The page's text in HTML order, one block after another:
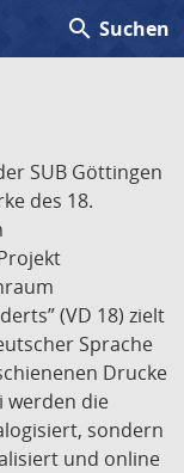
search Suchen
SUB Göttingen
des 18.
(VD 18) zielt
Sprache
Drucke
werden die
sondern
und online